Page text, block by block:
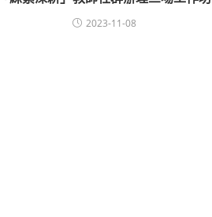
2023-11-08